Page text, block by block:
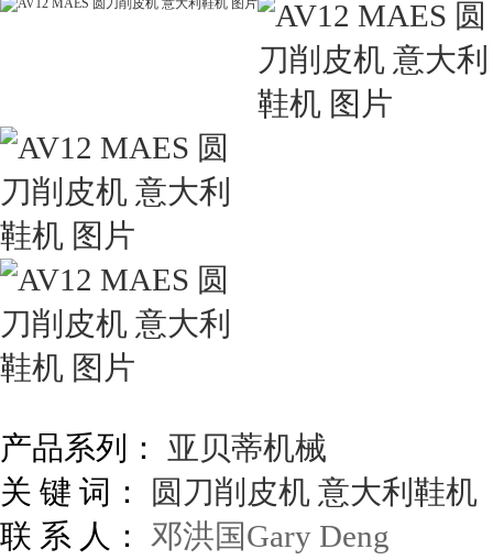
产品系列：
亚贝蒂机械
关 键 词：
圆刀削皮机 意大利鞋机
联 系 人： 邓洪国Gary Deng